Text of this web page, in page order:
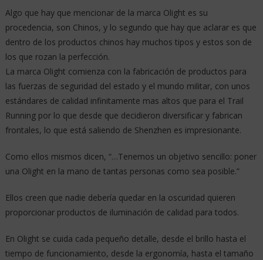
Algo que hay que mencionar de la marca Olight es su
procedencia, son Chinos, y lo segundo que hay que aclarar es que
dentro de los productos chinos hay muchos tipos y estos son de
los que rozan la perfección.
La marca Olight comienza con la fabricación de productos para
las fuerzas de seguridad del estado y el mundo militar, con unos
estándares de calidad infinitamente mas altos que para el Trail
Running por lo que desde que decidieron diversificar y fabrican
frontales, lo que está saliendo de Shenzhen es impresionante.
Como ellos mismos dicen, “…Tenemos un objetivo sencillo: poner
una Olight en la mano de tantas personas como sea posible.”
Ellos creen que nadie debería quedar en la oscuridad quieren
proporcionar productos de iluminación de calidad para todos.
En Olight se cuida cada pequeño detalle, desde el brillo hasta el
tiempo de funcionamiento, desde la ergonomía, hasta el tamaño